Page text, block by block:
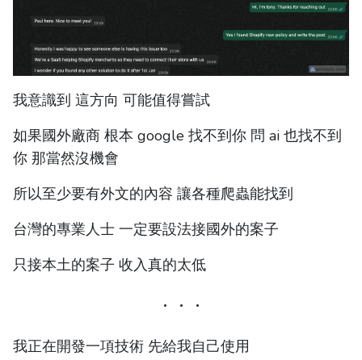
我意識到 這方向 可能值得嘗試
如果國外廠商 根本 google 找不到你 問 ai 也找不到
你 那當然沒機會
所以至少要有外文的內容 讓各種爬蟲能找到
台灣的專業人士 一定要設法接國外的案子
只接本土的案子 收入真的太低
我正在開發一項技術 先給我自己使用